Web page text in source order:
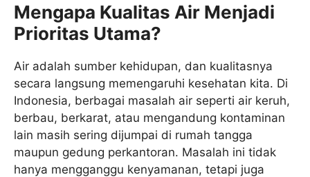
Mengapa Kualitas Air Menjadi
Prioritas Utama?
Air adalah sumber kehidupan, dan kualitasnya
secara langsung memengaruhi kesehatan kita. Di
Indonesia, berbagai masalah air seperti air keruh,
berbau, berkarat, atau mengandung kontaminan
lain masih sering dijumpai di rumah tangga
maupun gedung perkantoran. Masalah ini tidak
hanya mengganggu kenyamanan, tetapi juga